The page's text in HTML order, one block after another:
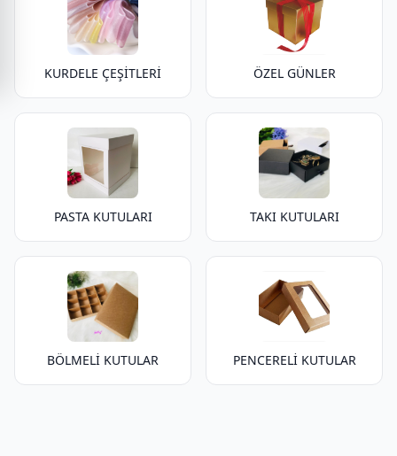
KURDELE ÇEŞİTLERİ ÖZEL GÜNLER
PASTA KUTULARI TAKI KUTULARI
BÖLMELİ KUTULAR PENCERELİ KUTULAR